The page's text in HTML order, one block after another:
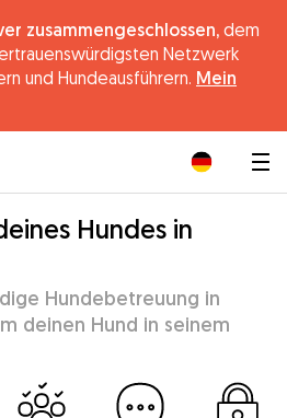
zusammengeschlossen, dem
Netzwerk
und Hundeausführern. Mein
Hundes in
Hundebetreuung in
deinen Hund in seinem